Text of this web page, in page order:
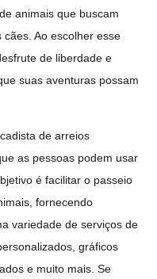
animais que buscam
Ao escolher esse
de liberdade e
suas aventuras possam
de arreios
as pessoas podem usar
é facilitar o passeio
fornecendo
variedade de serviços de
gráficos
e muito mais. Se